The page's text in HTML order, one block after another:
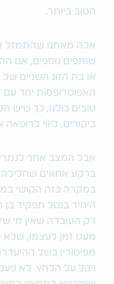
הטוב ביותר.
אלה מאתנו שהתמזל
שותפים נוספים, אם
או בת הזוג השניים
האפוטרופסות יחד עם
טובים כולנו, כך שיש
ביקורים, ליווי
אבל המצב אחר לגמרי
ברקע אחאים שחלילה
במקרה כזה הקושי
היחיד בנטל תפקיד
רק העובדה שאין מי
מעט זמן לעצמו,
מפיטורין בשל
ויקל על הלחץ. לא